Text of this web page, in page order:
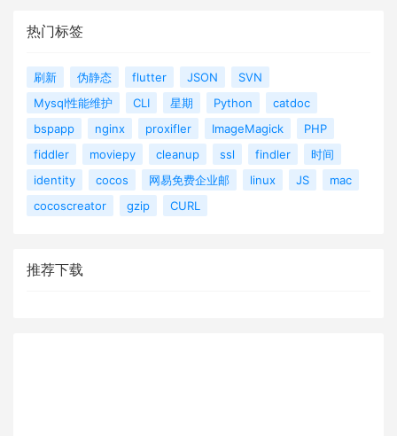
热门标签
刷新 伪静态 flutter JSON
SVN
Mysql性能维护
CLI 星期 Python
catdoc
bspapp
nginx proxifler ImageMagick
PHP
fiddler
moviepy cleanup ssl findler
时间
identity
cocos 网易免费企业邮 linux JS
mac
cocoscreator
gzip CURL
推荐下载